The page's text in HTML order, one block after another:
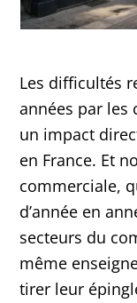
Les difficultés
années par les
un impact
en France. Et
commerciale,
d’année en
secteurs du
même
tirer leur